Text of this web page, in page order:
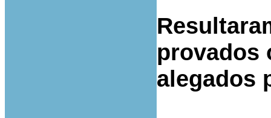
provados
alegados